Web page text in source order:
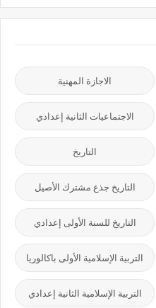
الاجازة المهنية
الاجتماعيات الثانية إعدادي
التاريخ
التاريخ جذع مشترك الأصيل
التاريخ للسنة الأولى إعدادي
التربية الإسلامية الأولى باكالوريا
التربية الإسلامية الثانية إعدادي